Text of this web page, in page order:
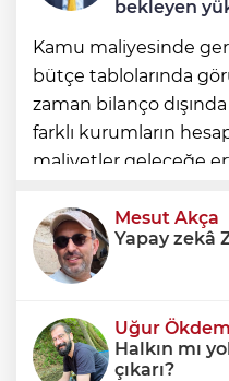
bekleyen
Kamu maliyesinde
bütçe tablolarında
zaman bilanço
farklı kurumların
maliyetler geleceğe
yalnızca bütçeMesut Akça
Yapay zekâ
Uğur
Halkın mı
çıkarı?